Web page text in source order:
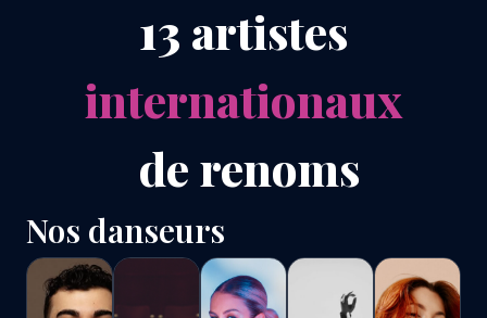
13 artistes
internationaux
de renoms
Nos danseurs